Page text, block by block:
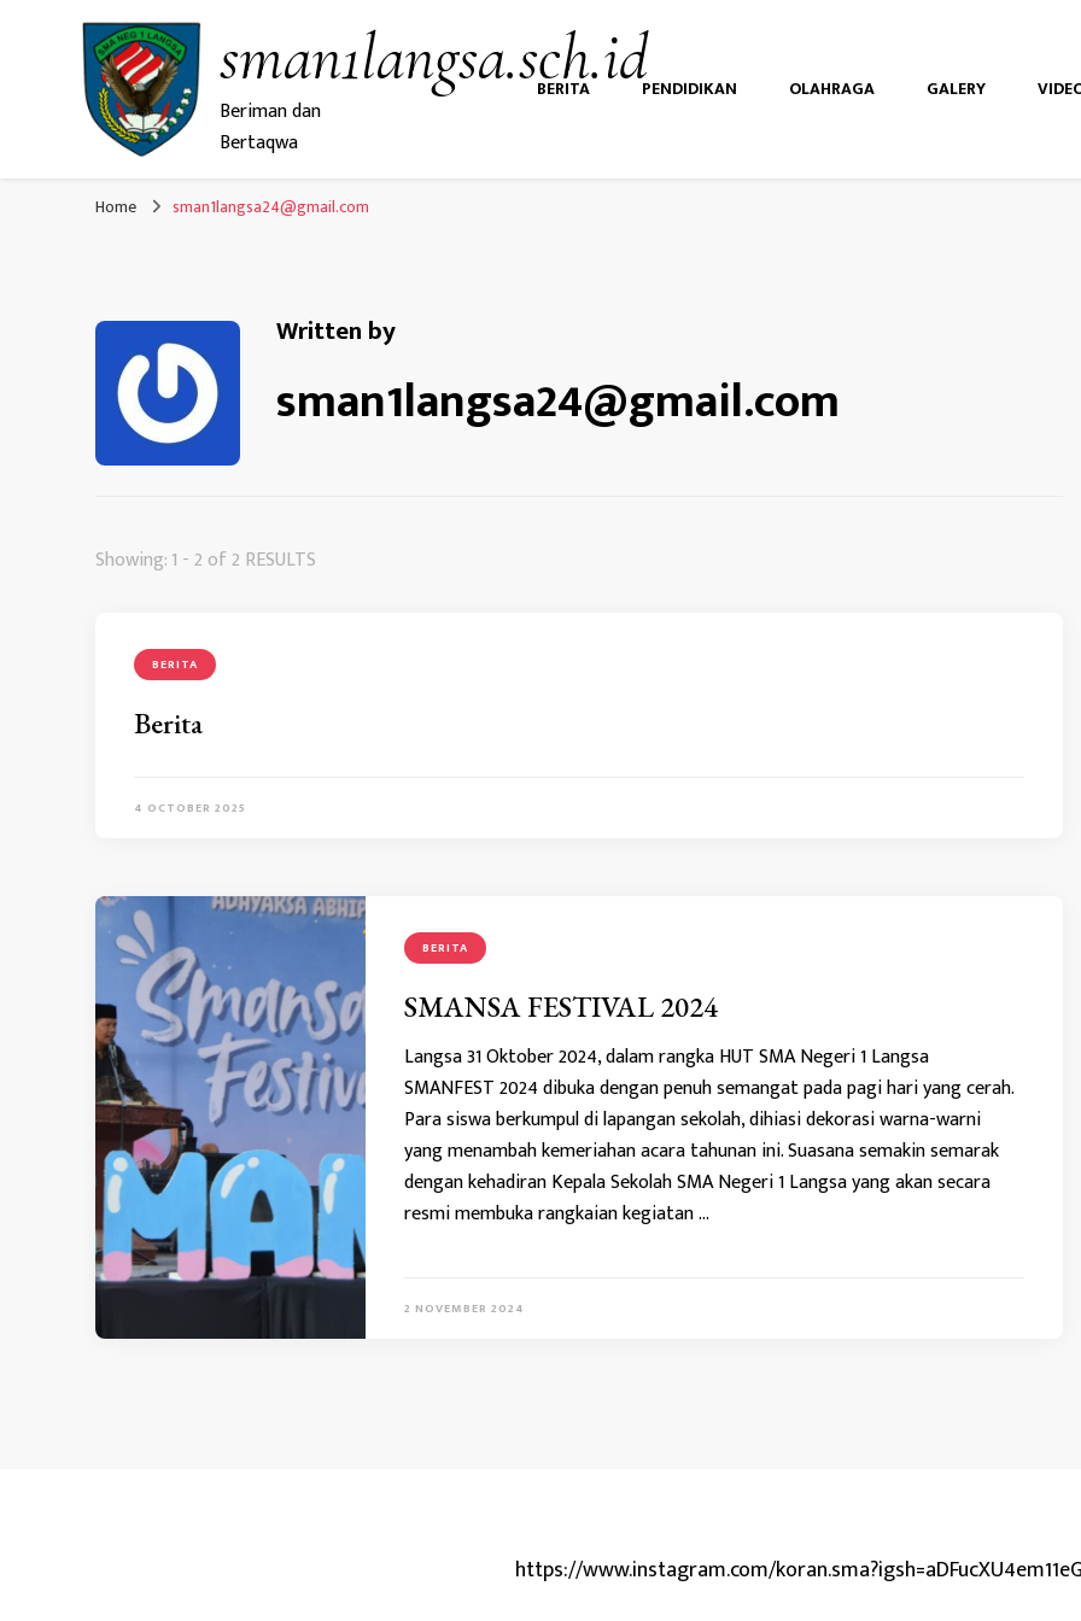
sman1langsa.sch.id
Beriman dan
Bertaqwa
BERITA PENDIDIKAN OLAHRAGA GALERY
Home sman1langsa24@gmail.com
Written by
sman1langsa24@gmail.com
Showing: 1 - 2 of 2 RESULTS
BERITA
Berita
4 OCTOBER 2025
BERITA
SMANSA FESTIVAL 2024
Langsa 31 Oktober 2024, dalam rangka HUT SMA Negeri 1 Langsa
SMANFEST 2024 dibuka dengan penuh semangat pada pagi hari yang cerah.
Para siswa berkumpul di lapangan sekolah, dihiasi dekorasi warna-warni
yang menambah kemeriahan acara tahunan ini. Suasana semakin semarak
dengan kehadiran Kepala Sekolah SMA Negeri 1 Langsa yang akan secara
resmi membuka rangkaian kegiatan …
2 NOVEMBER 2024
https://www.instagram.com/